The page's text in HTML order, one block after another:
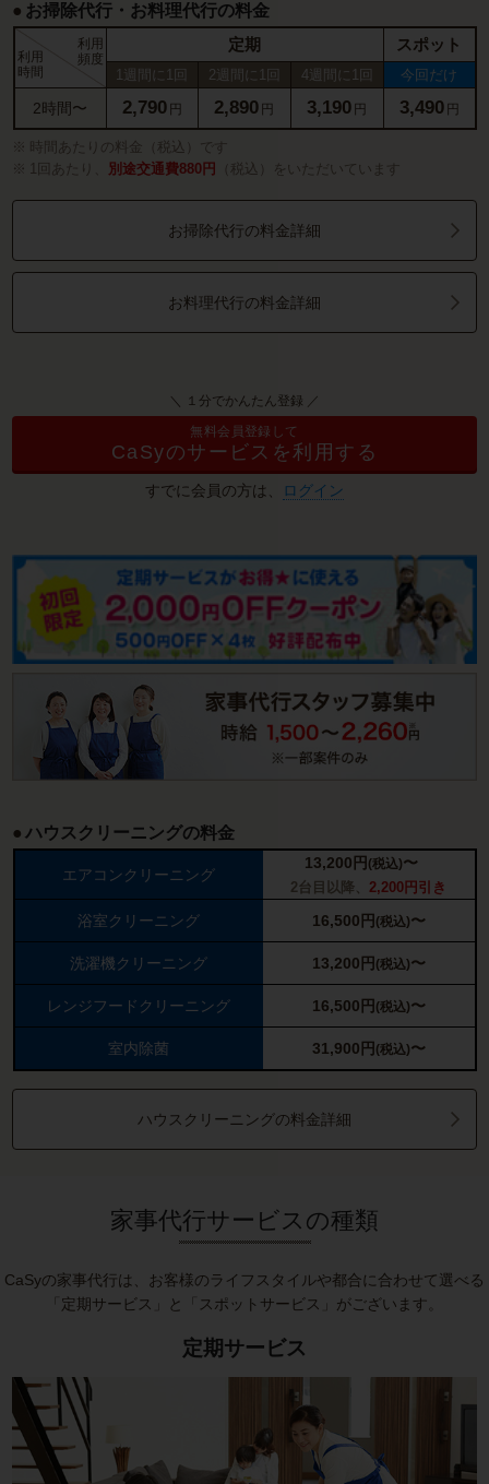
お掃除代行・お料理代行の料金
利用
時間
利用
頻度
定期 スポット
1週間に1回 2週間に1回 4週間に1回 今回だけ
2時間〜 2,790 円 2,890 円 3,190 円 3,490 円
時間あたりの料金（税込）です
1回あたり、
別途交通費880円 （税込）をいただいています
お掃除代行の料金詳細
お料理代行の料金詳細
＼ １分でかんたん登録 ／
無料会員登録して
CaSyのサービスを利用する
すでに会員の方は、 ログイン
ハウスクリーニングの料金
エアコンクリーニング
13,200 円 (税込)〜
2台目以降、 2,200円引き
浴室クリーニング 16,500 円 (税込)〜
洗濯機クリーニング 13,200 円 (税込)〜
レンジフードクリーニング 16,500 円 (税込)〜
室内除菌 31,900 円 (税込)〜
ハウスクリーニングの料金詳細
家事代行サービスの種類
CaSyの家事代行は、お客様のライフスタイルや都合に合わせて選べる
「定期サービス」と「スポットサービス」がございます。
定期サービス